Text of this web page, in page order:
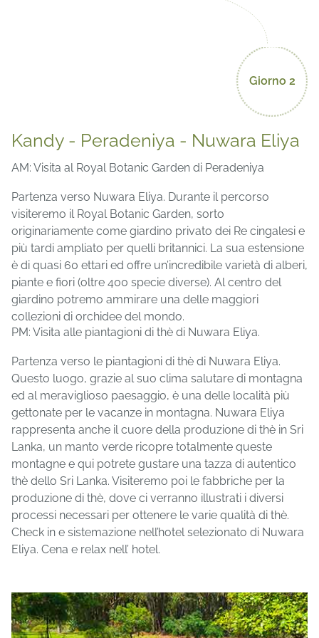
Giorno 2
Kandy - Peradeniya - Nuwara Eliya
AM: Visita al Royal Botanic Garden di Peradeniya
Partenza verso Nuwara Eliya. Durante il percorso
visiteremo il Royal Botanic Garden, sorto
originariamente come giardino privato dei Re cingalesi e
più tardi ampliato per quelli britannici. La sua estensione
è di quasi 60 ettari ed offre un’incredibile varietà di alberi,
piante e fiori (oltre 400 specie diverse). Al centro del
giardino potremo ammirare una delle maggiori
collezioni di orchidee del mondo.
PM: Visita alle piantagioni di thè di Nuwara Eliya.
Partenza verso le piantagioni di thè di Nuwara Eliya.
Questo luogo, grazie al suo clima salutare di montagna
ed al meraviglioso paesaggio, è una delle località più
gettonate per le vacanze in montagna. Nuwara Eliya
rappresenta anche il cuore della produzione di thè in Sri
Lanka, un manto verde ricopre totalmente queste
montagne e qui potrete gustare una tazza di autentico
thè dello Sri Lanka. Visiteremo poi le fabbriche per la
produzione di thè, dove ci verranno illustrati i diversi
processi necessari per ottenere le varie qualità di thè.
Check in e sistemazione nell’hotel selezionato di Nuwara
Eliya. Cena e relax nell’ hotel.